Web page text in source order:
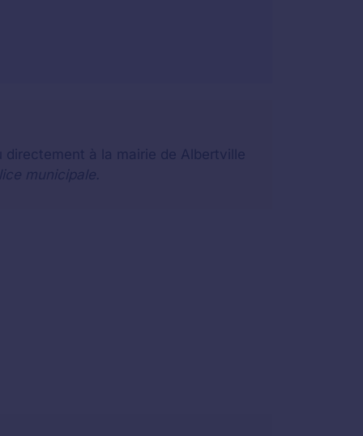
à la mairie de Albertville
municipale.